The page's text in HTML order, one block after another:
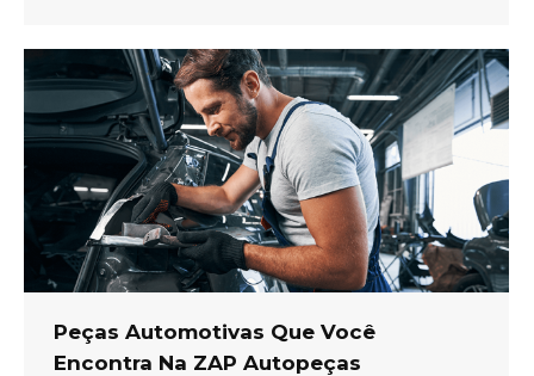
Peças Automotivas Que Você
Encontra Na ZAP Autopeças